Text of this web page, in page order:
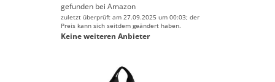
gefunden bei Amazon
zuletzt überprüft am 27.09.2025 um 00:03; der
Preis kann sich seitdem geändert haben.
Keine weiteren Anbieter